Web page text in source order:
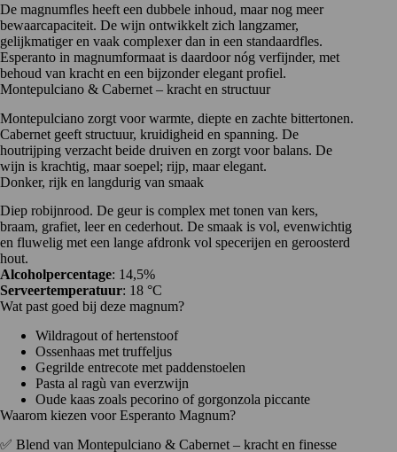
De magnumfles heeft een dubbele inhoud, maar nog meer
bewaarcapaciteit. De wijn ontwikkelt zich langzamer,
gelijkmatiger en vaak complexer dan in een standaardfles.
Esperanto in magnumformaat is daardoor nóg verfijnder, met
behoud van kracht en een bijzonder elegant profiel.
Montepulciano & Cabernet – kracht en structuur
Montepulciano zorgt voor warmte, diepte en zachte bittertonen.
Cabernet geeft structuur, kruidigheid en spanning. De
houtrijping verzacht beide druiven en zorgt voor balans. De
wijn is krachtig, maar soepel; rijp, maar elegant.
Donker, rijk en langdurig van smaak
Diep robijnrood. De geur is complex met tonen van kers,
braam, grafiet, leer en cederhout. De smaak is vol, evenwichtig
en fluwelig met een lange afdronk vol specerijen en geroosterd
hout.
Alcoholpercentage: 14,5%
Serveertemperatuur: 18 °C
Wat past goed bij deze magnum?
Wildragout of hertenstoof
Ossenhaas met truffeljus
Gegrilde entrecote met paddenstoelen
Pasta al ragù van everzwijn
Oude kaas zoals pecorino of gorgonzola piccante
Waarom kiezen voor Esperanto Magnum?
✅ Blend van Montepulciano & Cabernet – kracht en finesse